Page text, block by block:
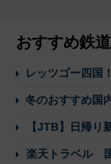
おすすめ鉄
レッツゴー四国
冬のおすすめ国
【JTB】日帰り
楽天トラベル